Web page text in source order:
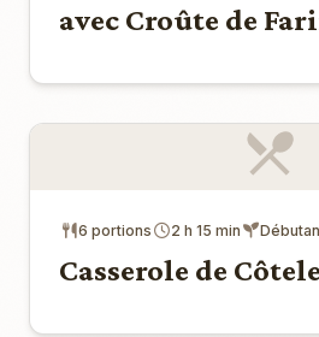
avec Croûte de
6 portions 2 h 15 min
Casserole de